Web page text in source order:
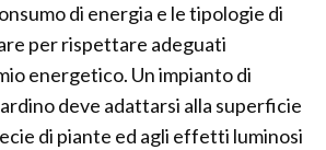
di energia e le tipologie di
per rispettare adeguati
energetico. Un impianto di
deve adattarsi alla superficie
di piante ed agli effetti luminosi